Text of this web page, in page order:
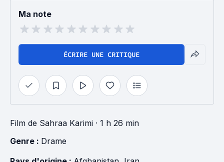
Ma note
ÉCRIRE UNE CRITIQUE
Film de Sahraa Karimi · 1 h 26 min
Genre : Drame